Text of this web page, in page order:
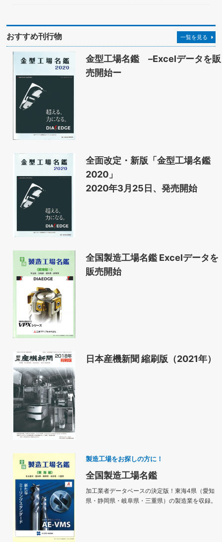
おすすめ刊行物 一覧を見る
金型工場名鑑 –Excelデータを販
売開始ー
全面改定・新版「金型工場名鑑
2020」
2020年3月25日、発売開始
全国製造工場名鑑 Excelデータを
販売開始
日本産機新聞 縮刷版（2021年）
製造工場をお探しの方に！
全国製造工場名鑑
加工業者データベースの決定版！東海4県（愛知
県・静岡県・岐阜県・三重県）の製造業を収録。